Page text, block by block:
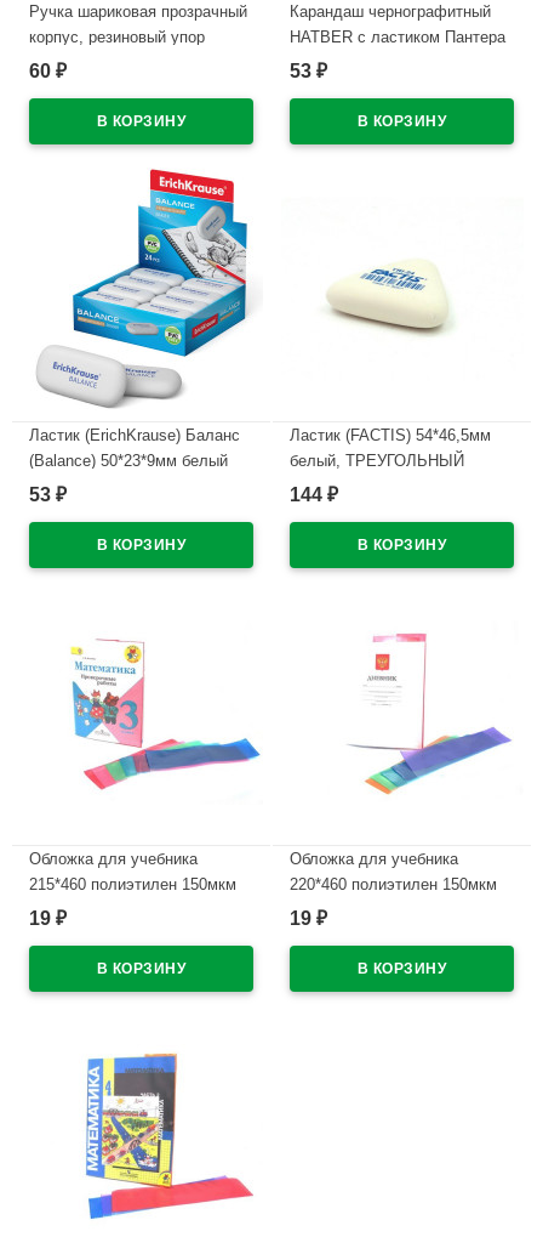
Ручка шариковая прозрачный
корпус, резиновый упор
(PIANO) синий, 0,5мм, игла,
60 ₽
Карандаш чернографитный
HATBER с ластиком Пантера
(Pantera) HB круглый корпус
53 ₽
Ластик (ErichKrause) Баланс
(Balance) 50*23*9мм белый
арт.34638
53 ₽
Ластик (FACTIS) 54*46,5мм
белый, ТРЕУГОЛЬНЫЙ
арт.TRI-24
144 ₽
Обложка для учебника
215*460 полиэтилен 150мкм
универсальные М арт У 215
19 ₽
Обложка для учебника
220*460 полиэтилен 150мкм
универсальнаяМ арт У 22
19 ₽